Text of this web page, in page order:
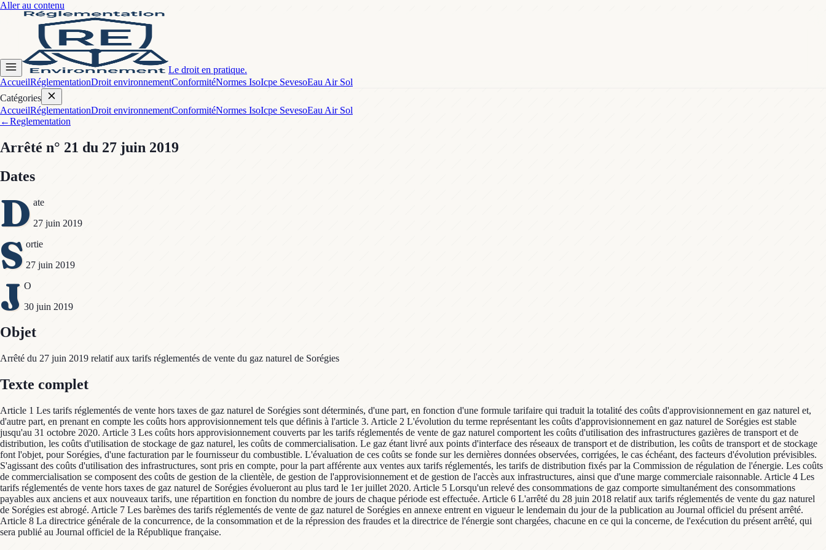
Aller au contenu
Le droit en pratique.
AccueilRéglementationDroit environnementConformitéNormes IsoIcpe SevesoEau Air Sol
Catégories
AccueilRéglementationDroit environnementConformitéNormes IsoIcpe SevesoEau Air Sol
←Reglementation
Arrêté n° 21 du 27 juin 2019
Dates
D ate
27 juin 2019
S ortie
27 juin 2019
J O
30 juin 2019
Objet
Arrêté du 27 juin 2019 relatif aux tarifs réglementés de vente du gaz naturel de Sorégies
Texte complet
Article 1 Les tarifs réglementés de vente hors taxes de gaz naturel de Sorégies sont déterminés, d'une part, en fonction d'une formule tarifaire qui traduit la totalité des coûts d'approvisionnement en gaz naturel et,
d'autre part, en prenant en compte les coûts hors approvisionnement tels que définis à l'article 3. Article 2 L'évolution du terme représentant les coûts d'approvisionnement en gaz naturel de Sorégies est stable
jusqu'au 31 octobre 2020. Article 3 Les coûts hors approvisionnement couverts par les tarifs réglementés de vente de gaz naturel comportent les coûts d'utilisation des infrastructures gazières de transport et de
distribution, les coûts d'utilisation de stockage de gaz naturel, les coûts de commercialisation. Le gaz étant livré aux points d'interface des réseaux de transport et de distribution, les coûts de transport et de stockage
font l'objet, pour Sorégies, d'une facturation par le fournisseur du combustible. L'évaluation de ces coûts se fonde sur les dernières données observées, corrigées, le cas échéant, des facteurs d'évolution prévisibles.
S'agissant des coûts d'utilisation des infrastructures, sont pris en compte, pour la part afférente aux ventes aux tarifs réglementés, les tarifs de distribution fixés par la Commission de régulation de l'énergie. Les coûts
de commercialisation se composent des coûts de gestion de la clientèle, de gestion de l'approvisionnement et de gestion de l'accès aux infrastructures, ainsi que d'une marge commerciale raisonnable. Article 4 Les
tarifs réglementés de vente hors taxes de gaz naturel de Sorégies évolueront au plus tard le 1er juillet 2020. Article 5 Lorsqu'un relevé des consommations de gaz comporte simultanément des consommations
payables aux anciens et aux nouveaux tarifs, une répartition en fonction du nombre de jours de chaque période est effectuée. Article 6 L'arrêté du 28 juin 2018 relatif aux tarifs réglementés de vente du gaz naturel
de Sorégies est abrogé. Article 7 Les barèmes des tarifs réglementés de vente de gaz naturel de Sorégies en annexe entrent en vigueur le lendemain du jour de la publication au Journal officiel du présent arrêté.
Article 8 La directrice générale de la concurrence, de la consommation et de la répression des fraudes et la directrice de l'énergie sont chargées, chacune en ce qui la concerne, de l'exécution du présent arrêté, qui
sera publié au Journal officiel de la République française.